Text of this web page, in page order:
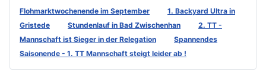
Flohmarktwochenende im September
1. Backyard Ultra in
Gristede
Stundenlauf in Bad Zwischenhan
2. TT -
Mannschaft ist Sieger in der Relegation
Spannendes
Saisonende - 1. TT Mannschaft steigt leider ab !